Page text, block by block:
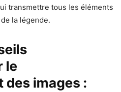
transmettre tous les éléments
la légende.
le
des images :